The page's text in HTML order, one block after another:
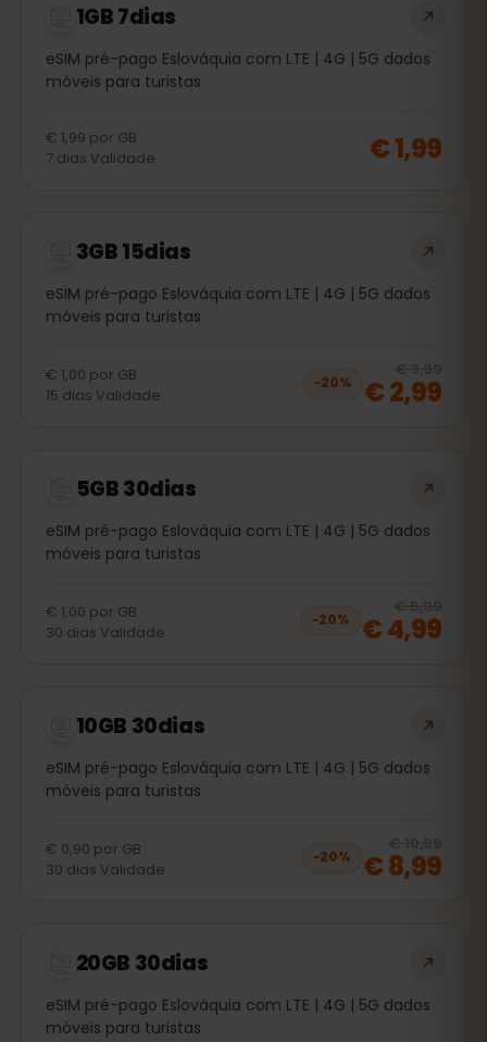
1GB 7dias
eSIM pré-pago Eslováquia com LTE | 4G | 5G dados
móveis para turistas
€ 1,99 por GB
7 dias Validade € 1,99
3GB 15dias
eSIM pré-pago Eslováquia com LTE | 4G | 5G dados
móveis para turistas
€ 1,00 por GB
15 dias Validade
−20%
€ 3,99
€ 2,99
5GB 30dias
eSIM pré-pago Eslováquia com LTE | 4G | 5G dados
móveis para turistas
€ 1,00 por GB
30 dias Validade
−20%
€ 5,99
€ 4,99
10GB 30dias
eSIM pré-pago Eslováquia com LTE | 4G | 5G dados
móveis para turistas
€ 0,90 por GB
30 dias Validade
−20%
€ 10,99
€ 8,99
20GB 30dias
eSIM pré-pago Eslováquia com LTE | 4G | 5G dados
móveis para turistas